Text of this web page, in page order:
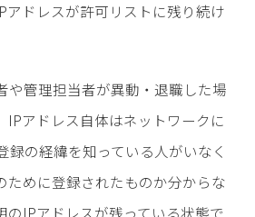
アドレスが許可リストに残り続け
や管理担当者が異動・退職した場
IPアドレス自体はネットワークに
録の経緯を知っている人がいなく
ために登録されたものか分からな
のIPアドレスが残っている状態で